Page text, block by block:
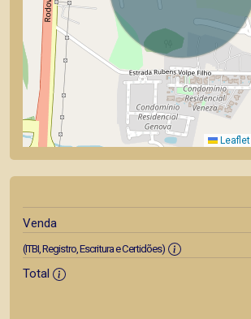
Leaflet
Venda
(ITBI, Registro, Escritura e Certidões)
Total